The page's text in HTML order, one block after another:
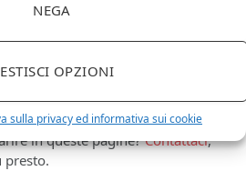
NEGA
OPZIONI
sulla privacy ed informativa sui cookie
e vendita di vini, spumanti,
distillazione, birra?
un restyling del tuo sito
in queste pagine?Contattaci,
presto.